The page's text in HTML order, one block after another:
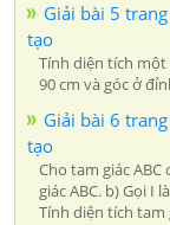
Giải bài 5
tạo
Tính diện tích một
90 cm và góc ở
Giải bài 6
tạo
Cho tam giác ABC
giác ABC. b) Gọi I
Tính diện tích tam